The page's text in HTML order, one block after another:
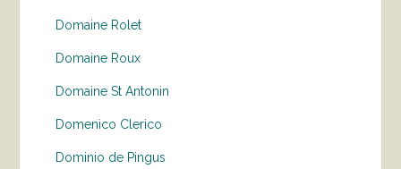
Domaine Rolet
Domaine Roux
Domaine St Antonin
Domenico Clerico
Dominio de Pingus